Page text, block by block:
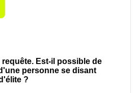
Est-il possible de
personne se disant
?